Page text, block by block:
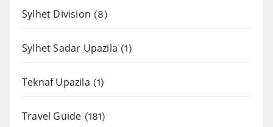
Sylhet Division (8)
Sylhet Sadar Upazila (1)
Teknaf Upazila (1)
Travel Guide (181)